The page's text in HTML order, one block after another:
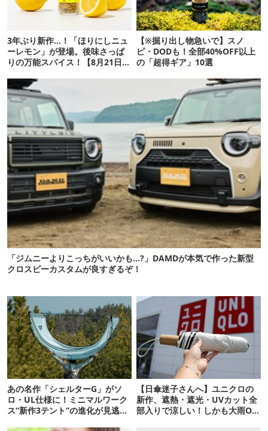
3年ぶり新作…！「ほりにしニュ
ーレモン」が登場。後味さっぱ
りの万能スパイス！【8月21日発
【※掘り出し物急いで】スノ
ピ・DODも！全部40%OFF以上
の「超得ギア」10選
「ジムニーよりこっちがいいかも…?」DAMDが本気で作った新型
クロスビーカスタムが良すぎるぞ！
あの名作「シェルターG」がソ
ロ・UL仕様に！ミニマルワーク
ス“新作3テント”の進化が見逃せ
【日傘迷子さんへ】ユニクロの
新作、遮熱・遮光・UVカット全
部入りで涼しい！しかも大雨OK